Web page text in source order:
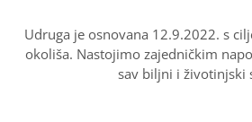
Udruga je osnovana 12.9.2022. s
okoliša. Nastojimo zajedničkim
sav biljni i životinjski